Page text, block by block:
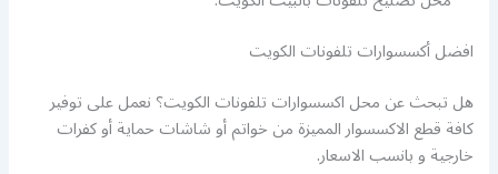
افضل أكسسوارات تلفونات الكويت
هل تبحث عن محل اكسسوارات تلفونات الكويت؟ نعمل على توفير
كافة قطع الاكسسوار المميزة من خواتم أو شاشات حماية أو كفرات
خارجية و بانسب الاسعار.